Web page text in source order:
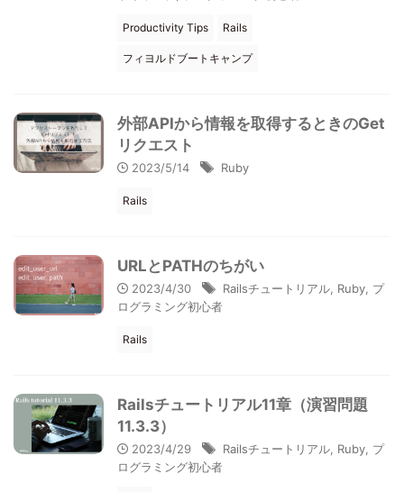
Productivity Tips Rails
フィヨルドブートキャンプ
外部APIから情報を取得するときのGet
リクエスト
2023/5/14 Ruby
Rails
URLとPATHのちがい
2023/4/30 Railsチュートリアル Ruby プ
ログラミング初心者
Rails
Railsチュートリアル11章（演習問題
11.3.3）
2023/4/29 Railsチュートリアル Ruby プ
ログラミング初心者